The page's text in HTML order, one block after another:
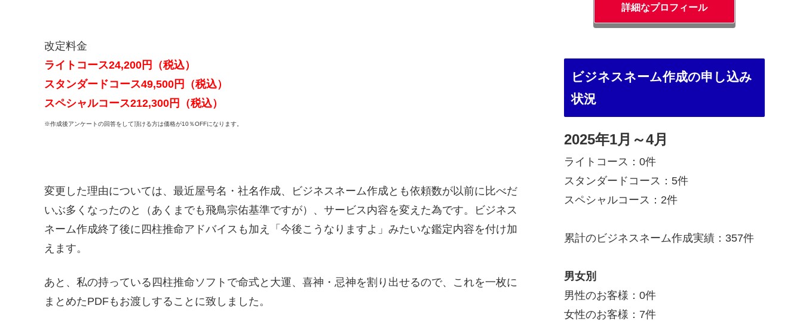
改定料金
ライトコース24,200円（税込）
スタンダードコース49,500円（税込）
スペシャルコース212,300円（税込）
※作成後アンケートの回答をして頂ける方は価格が10％OFFになります。
変更した理由については、最近屋号名・社名作成、ビジネスネーム作成とも依頼数が以前に比べだ
いぶ多くなったのと（あくまでも飛鳥宗佑基準ですが）、サービス内容を変えた為です。ビジネス
ネーム作成終了後に四柱推命アドバイスも加え「今後こうなりますよ」みたいな鑑定内容を付け加
えます。
あと、私の持っている四柱推命ソフトで命式と大運、喜神・忌神を割り出せるので、これを一枚に
まとめたPDFもお渡しすることに致しました。
詳細なプロフィール
ビジネスネーム作成の申し込み
状況
2025年1月～4月
ライトコース：0件
スタンダードコース：5件
スペシャルコース：2件
累計のビジネスネーム作成実績：357件
男女別
男性のお客様：0件
女性のお客様：7件